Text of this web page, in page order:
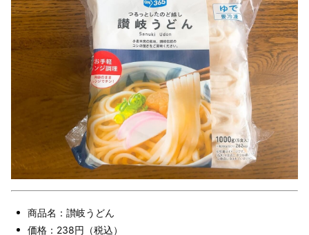
商品名：讃岐うどん
価格：238円（税込）